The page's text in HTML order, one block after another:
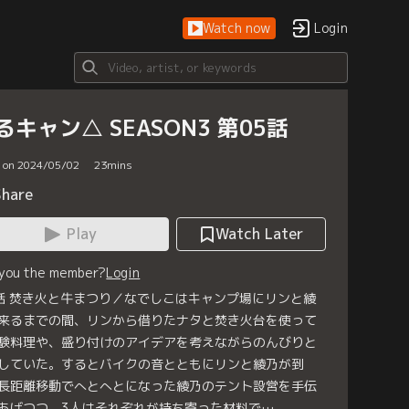
Watch now Login
キャン△ SEASON3 第05話
2024/05/02 23mins
Play
Watch Later
the member?Login
焚き火と牛まつり／なでしこはキャンプ場にリンと綾
るまでの間、リンから借りたナタと焚き火台を使って
料理や、盛り付けのアイデアを考えながらのんびりと
ていた。するとバイクの音とともにリンと綾乃が到
距離移動でへとへとになった綾乃のテント設営を手伝